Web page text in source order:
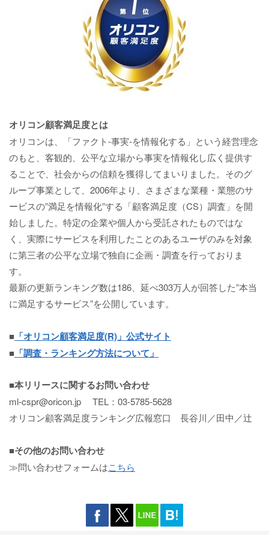
オリコン顧客満足度とは
オリコンは、「ファクト-事実-を情報化する」という経営理念
のもと、客観的、公平な立場から事実を情報化し広く提供す
ることで、社会からの信頼を獲得してまいりました。そのグ
ループ事業として、2006年より、さまざまな業種・業態のサ
ービスの”満足を情報化”する「顧客満足度（CS）調査」を開
始しました。特定の企業や個人から受託されたものではな
く、実際にサービスを利用したことのあるユーザのみを対象
に第三者の公平な立場で独自に企画・調査を行っておりま
す。
最新の更新ランキング数は186、延べ303万人が回答した”本当
に満足するサービス”を公開しています。
■ 「オリコン顧客満足度(R)」公式サイト
■ 「調査・ランキング方法について」
■本リリースに関するお問い合わせ
ml-cspr@oricon.jp TEL：03-5785-5628
オリコン顧客満足度ランキング広報窓口 長谷川／田中／辻
■その他のお問い合わせ
≫問い合わせフォームはこちら